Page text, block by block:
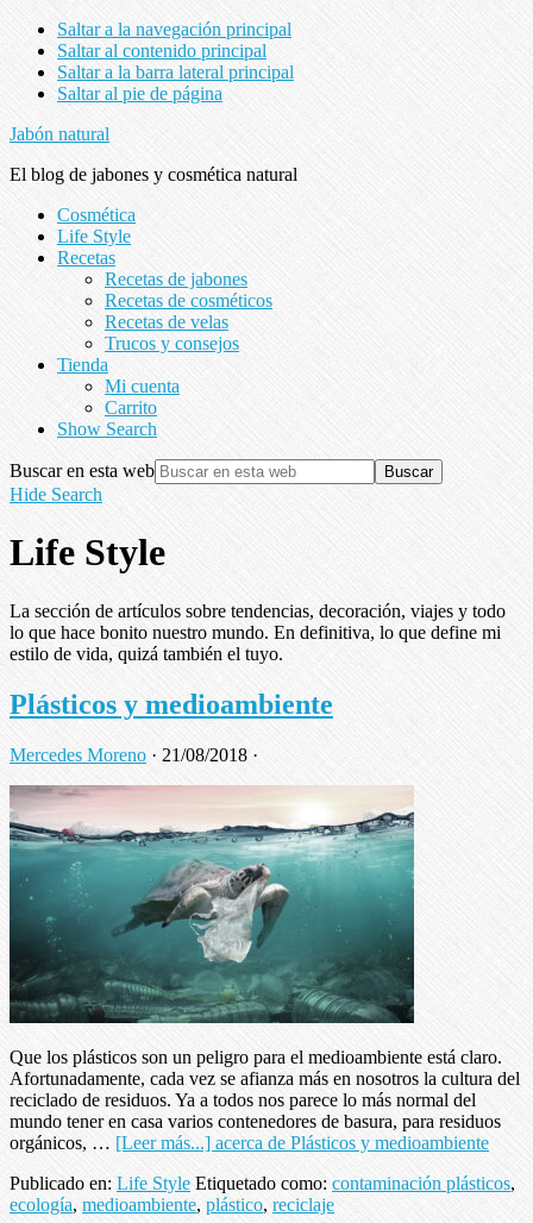
Saltar a la navegación principal
Saltar al contenido principal
Saltar a la barra lateral principal
Saltar al pie de página
Jabón natural
El blog de jabones y cosmética natural
Cosmética
Life Style
Recetas
Recetas de jabones
Recetas de cosméticos
Recetas de velas
Trucos y consejos
Tienda
Mi cuenta
Carrito
Show Search
Buscar en esta web
Hide Search
Life Style
La sección de artículos sobre tendencias, decoración, viajes y todo
lo que hace bonito nuestro mundo. En definitiva, lo que define mi
estilo de vida, quizá también el tuyo.
Plásticos y medioambiente
Mercedes Moreno · 21/08/2018 ·
Que los plásticos son un peligro para el medioambiente está claro.
Afortunadamente, cada vez se afianza más en nosotros la cultura del
reciclado de residuos. Ya a todos nos parece lo más normal del
mundo tener en casa varios contenedores de basura, para residuos
orgánicos, … [Leer más...] acerca de Plásticos y medioambiente
Publicado en: Life Style Etiquetado como: contaminación plásticos,
ecología, medioambiente, plástico, reciclaje